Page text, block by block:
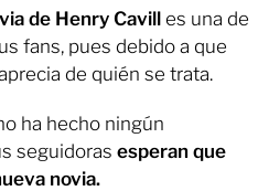
de Henry Cavill es una de
fans, pues debido a que
de quién se trata.
ha hecho ningún
seguidoras esperan que
novia.